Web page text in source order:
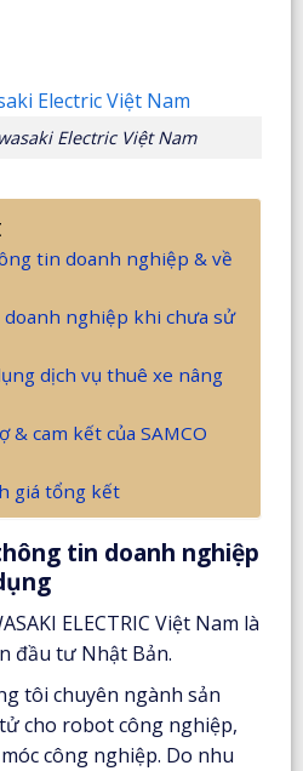
Electric Việt Nam
tin doanh nghiệp & về
doanh nghiệp khi chưa sử
dịch vụ thuê xe nâng
& cam kết của SAMCO
giá tổng kết
tin doanh nghiệp
ELECTRIC Việt Nam là
đầu tư Nhật Bản.
tôi chuyên ngành sản
cho robot công nghiệp,
công nghiệp. Do nhu